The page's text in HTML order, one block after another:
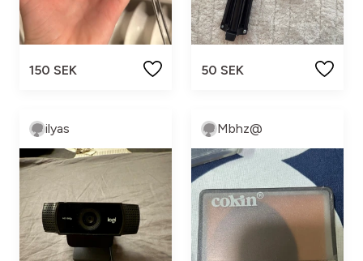
150 SEK 50 SEK
ilyas Mbhz@